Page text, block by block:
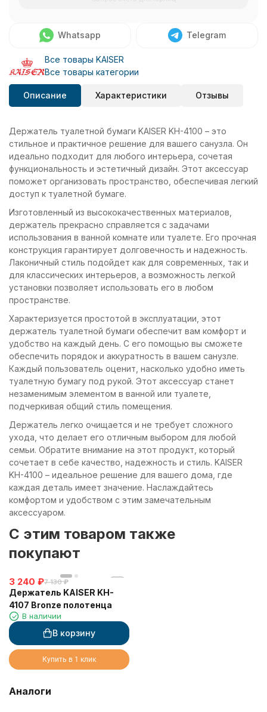
Whatsapp Telegram
Все товары KAISER
Все товары категории
Описание Характеристики Отзывы
Держатель туалетной бумаги KAISER KH-4100 – это
стильное и практичное решение для вашего санузла. Он
идеально подходит для любого интерьера, сочетая
функциональность и эстетичный дизайн. Этот аксессуар
поможет организовать пространство, обеспечивая легкий
доступ к туалетной бумаге.
Изготовленный из высококачественных материалов,
держатель прекрасно справляется с задачами
использования в ванной комнате или туалете. Его прочная
конструкция гарантирует долговечность и надежность.
Лаконичный стиль подойдет как для современных, так и
для классических интерьеров, а возможность легкой
установки позволяет использовать его в любом
пространстве.
Характеризуется простотой в эксплуатации, этот
держатель туалетной бумаги обеспечит вам комфорт и
удобство на каждый день. С его помощью вы сможете
обеспечить порядок и аккуратность в вашем санузле.
Каждый пользователь оценит, насколько удобно иметь
туалетную бумагу под рукой. Этот аксессуар станет
незаменимым элементом в ванной или туалете,
подчеркивая общий стиль помещения.
Держатель легко очищается и не требует сложного
ухода, что делает его отличным выбором для любой
семьи. Обратите внимание на этот продукт, который
сочетает в себе качество, надежность и стиль. KAISER
KH-4100 – идеальное решение для вашего дома, где
каждая деталь имеет значение. Наслаждайтесь
комфортом и удобством с этим замечательным
аксессуаром.
C этим товаром также
покупают
3 240 ₽7 130 ₽
Держатель KAISER KH-
4107 Bronze полотенца
В наличии
В корзину
Купить в 1 клик
Аналоги